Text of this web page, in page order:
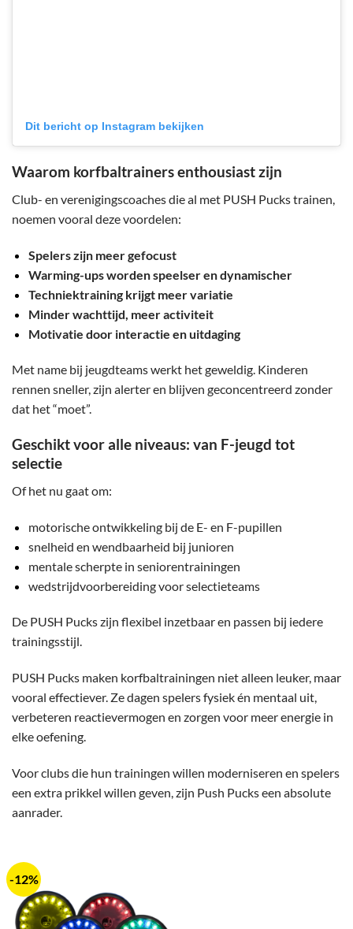
Dit bericht op Instagram bekijken
Waarom korfbaltrainers enthousiast zijn
Club- en verenigingscoaches die al met PUSH Pucks trainen,
noemen vooral deze voordelen:
Spelers zijn meer gefocust
Warming-ups worden speelser en dynamischer
Techniektraining krijgt meer variatie
Minder wachttijd, meer activiteit
Motivatie door interactie en uitdaging
Met name bij jeugdteams werkt het geweldig. Kinderen
rennen sneller, zijn alerter en blijven geconcentreerd zonder
dat het “moet”.
Geschikt voor alle niveaus: van F-jeugd tot
selectie
Of het nu gaat om:
motorische ontwikkeling bij de E- en F-pupillen
snelheid en wendbaarheid bij junioren
mentale scherpte in seniorentrainingen
wedstrijdvoorbereiding voor selectieteams
De PUSH Pucks zijn flexibel inzetbaar en passen bij iedere
trainingsstijl.
PUSH Pucks maken korfbaltrainingen niet alleen leuker, maar
vooral effectiever. Ze dagen spelers fysiek én mentaal uit,
verbeteren reactievermogen en zorgen voor meer energie in
elke oefening.
Voor clubs die hun trainingen willen moderniseren en spelers
een extra prikkel willen geven, zijn Push Pucks een absolute
aanrader.
-12%